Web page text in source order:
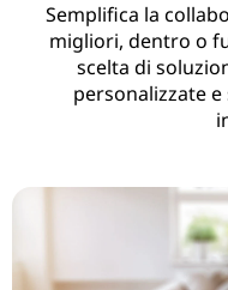
v
Semplifica la
migliori, dentro o
scelta di
personalizzate